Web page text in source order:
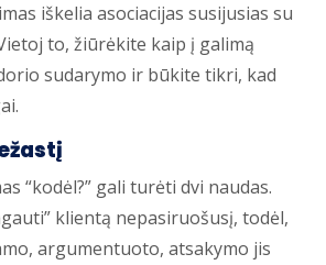
iškelia asociacijas susijusias su
to, žiūrėkite kaip į galimą
sudarymo ir būkite tikri, kad
“kodėl?” gali turėti dvi naudas.
klientą nepasiruošusį, todėl,
argumentuoto, atsakymo jis